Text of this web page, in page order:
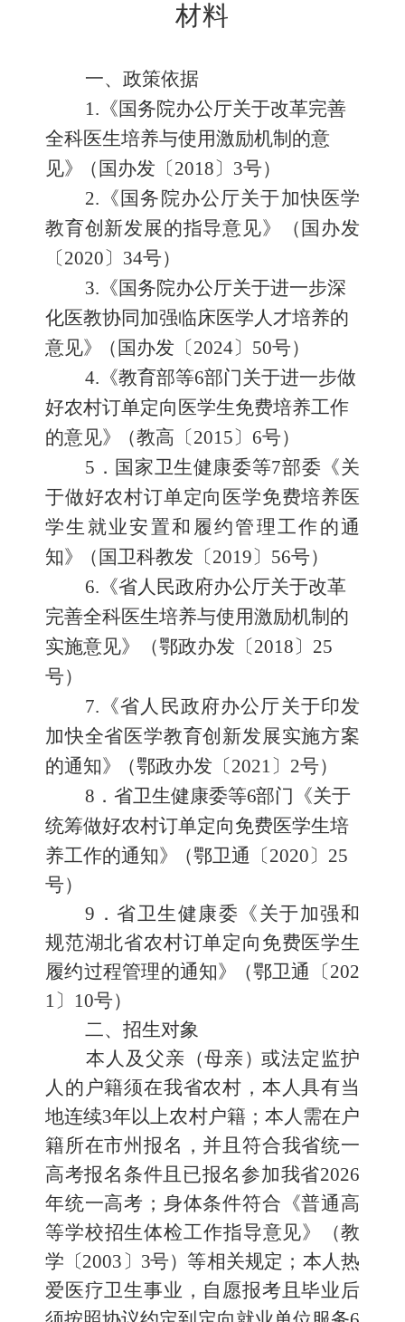
材料
一、政策依据
1. 《国务院办公厅关于改革完善
全科医生培养与使用激励机制的意
见》 （国办发〔2018〕 3号）
2. 《国务院办公厅关于加快医学
教育创新发展的指导意见》（国办发
〔2020〕 34号）
3. 《国务院办公厅关于进一步深
化医教协同加强临床医学人才培养的
意见》 （国办发〔2024〕 50号）
4. 《教育部等6部门关于进一步做
好农村订单定向医学生免费培养工作
的意见》 （教高〔2015〕 6号）
5 ．国家卫生健康委等7部委《关
于做好农村订单定向医学免费培养医
学生就业安置和履约管理工作的通
知》 （国卫科教发〔2019〕 56号）
6. 《省人民政府办公厅关于改革
完善全科医生培养与使用激励机制的
实施意见》（鄂政办发〔2018〕 25
号）
7. 《省人民政府办公厅关于印发
加快全省医学教育创新发展实施方案
的通知》 （鄂政办发〔2021〕 2号）
8 ． 省卫生健康委等6部门《关于
统筹做好农村订单定向免费医学生培
养工作的通知》 （鄂卫通〔2020〕 25
号）
9 ．省卫生健康委《关于加强和
规范湖北省农村订单定向免费医学生
履约过程管理的通知》 （鄂卫通〔202
1〕 10号）
二、招生对象
本人及父亲 （母亲） 或法定监护
人的户籍须在我省农村，本人具有当
地连续3年以上农村户籍；本人需在户
籍所在市州报名，并且符合我省统一
高考报名条件且已报名参加我省2026
年统一高考；身体条件符合《普通高
等学校招生体检工作指导意见》 （教
学 〔2003 〕 3号）等相关规定；本人热
爱医疗卫生事业，自愿报考且毕业后